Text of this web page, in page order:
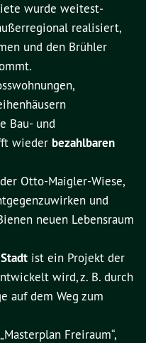
wurde weitest­
realisiert,
und den Brühler
Bau- und
wieder bezahlbaren
Otto-Maigler-Wiese,
und
neuen Lebensraum
ist ein Projekt der
wird, z. B. durch
auf dem Weg zum
Freiraum“,